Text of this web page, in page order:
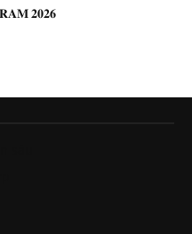
𝟐𝟎𝟐𝟔